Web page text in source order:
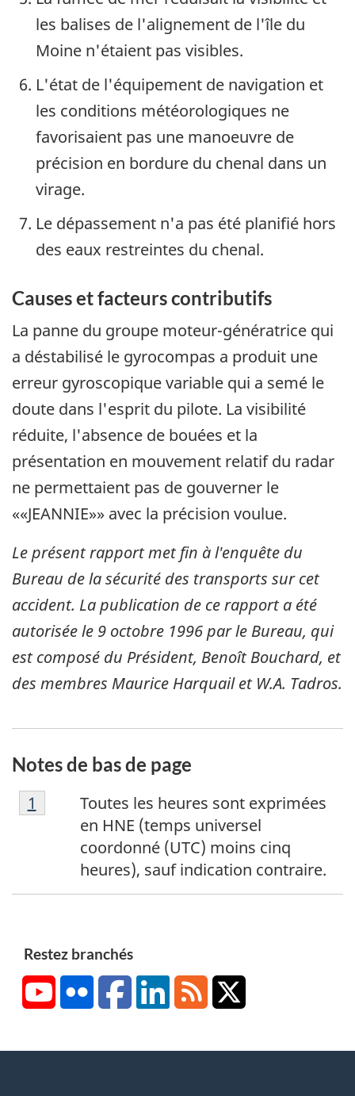
les balises de l'alignement de l'île du
Moine n'étaient pas visibles.
L'état de l'équipement de navigation et
les conditions météorologiques ne
favorisaient pas une manoeuvre de
précision en bordure du chenal dans un
virage.
Le dépassement n'a pas été planifié hors
des eaux restreintes du chenal.
Causes et facteurs contributifs
La panne du groupe moteur-génératrice qui
a déstabilisé le gyrocompas a produit une
erreur gyroscopique variable qui a semé le
doute dans l'esprit du pilote. La visibilité
réduite, l'absence de bouées et la
présentation en mouvement relatif du radar
ne permettaient pas de gouverner le
««JEANNIE»» avec la précision voulue.
Le présent rapport met fin à l'enquête du
Bureau de la sécurité des transports sur cet
accident. La publication de ce rapport a été
autorisée le 9 octobre 1996par le Bureau, qui
est composé du Président, Benoît Bouchard, et
des membres Maurice Harquail et W.A. Tadros.
Notes de bas de page
N
o
Toutes les heures sont exprimées
en HNE (temps universel
coordonné (UTC) moins cinq
heures), sauf indication contraire.
Retour à la référence de la note de bas de
1
Restez branchés
YouTubeFlickr FacebookLinkedInRSS